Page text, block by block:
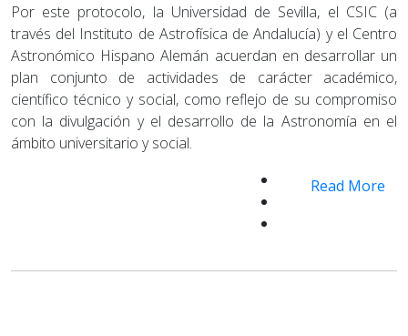
Por este protocolo, la Universidad de Sevilla, el CSIC (a
través del Instituto de Astrofísica de Andalucía) y el Centro
Astronómico Hispano Alemán acuerdan en desarrollar un
plan conjunto de actividades de carácter académico,
científico técnico y social, como reflejo de su compromiso
con la divulgación y el desarrollo de la Astronomía en el
ámbito universitario y social.
Read More